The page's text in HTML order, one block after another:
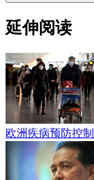
延伸阅读
欧洲疾病预防控